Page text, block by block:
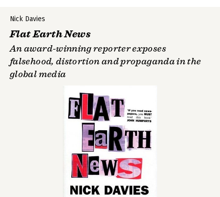
Nick Davies
Flat Earth News
An award-winning reporter exposes
falsehood, distortion and propaganda in the
global media